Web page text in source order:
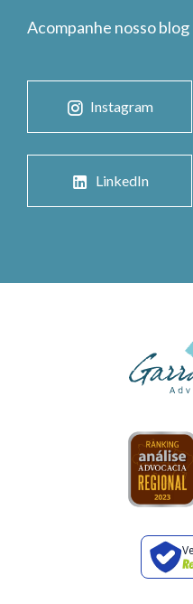
Acompanhe nosso blog
Instagram
LinkedIn